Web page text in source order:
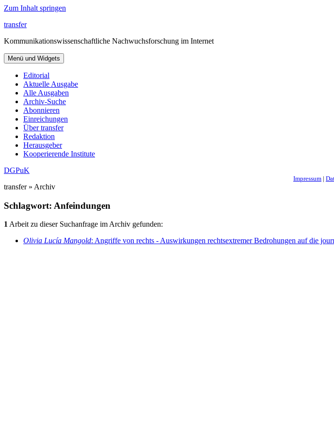
Zum Inhalt springen
transfer
Kommunikationswissenschaftliche Nachwuchsforschung im Internet
Menü und Widgets
Editorial
Aktuelle Ausgabe
Alle Ausgaben
Archiv-Suche
Abonnieren
Einreichungen
Über transfer
Redaktion
Herausgeber
Kooperierende Institute
DGPuK
Impressum |
transfer » Archiv
Schlagwort: Anfeindungen
1Arbeit zu dieser Suchanfrage im Archiv gefunden:
Olivia Lucía Mangold: Angriffe von rechts - Auswirkungen rechtsextremer Bedrohungen auf die